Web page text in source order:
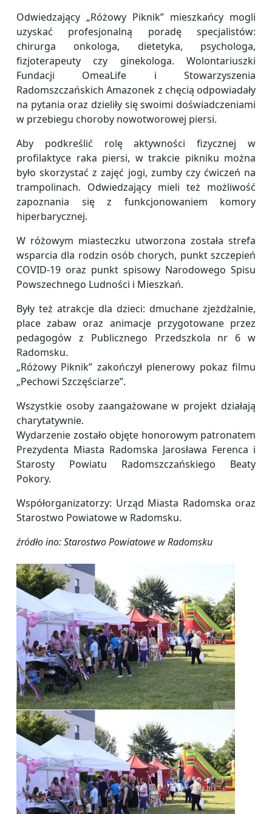
Odwiedzający „Różowy Piknik” mieszkańcy mogli
uzyskać profesjonalną poradę specjalistów:
chirurga onkologa, dietetyka, psychologa,
fizjoterapeuty czy ginekologa. Wolontariuszki
Fundacji OmeaLife i Stowarzyszenia
Radomszczańskich Amazonek z chęcią odpowiadały
na pytania oraz dzieliły się swoimi doświadczeniami
w przebiegu choroby nowotworowej piersi.
Aby podkreślić rolę aktywności fizycznej w
profilaktyce raka piersi, w trakcie pikniku można
było skorzystać z zajęć jogi, zumby czy ćwiczeń na
trampolinach. Odwiedzający mieli też możliwość
zapoznania się z funkcjonowaniem komory
hiperbarycznej.
W różowym miasteczku utworzona została strefa
wsparcia dla rodzin osób chorych, punkt szczepień
COVID-19 oraz punkt spisowy Narodowego Spisu
Powszechnego Ludności i Mieszkań.
Były też atrakcje dla dzieci: dmuchane zjeżdżalnie,
place zabaw oraz animacje przygotowane przez
pedagogów z Publicznego Przedszkola nr 6 w
Radomsku.
„Różowy Piknik” zakończył plenerowy pokaz filmu
„Pechowi Szczęściarze”.
Wszystkie osoby zaangażowane w projekt działają
charytatywnie.
Wydarzenie zostało objęte honorowym patronatem
Prezydenta Miasta Radomska Jarosława Ferenca i
Starosty Powiatu Radomszczańskiego Beaty
Pokory.
Współorganizatorzy: Urząd Miasta Radomska oraz
Starostwo Powiatowe w Radomsku.
źródło ino: Starostwo Powiatowe w Radomsku